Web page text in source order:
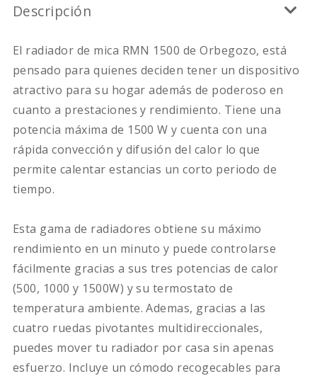
Descripción
El radiador de mica RMN 1500 de Orbegozo, está
pensado para quienes deciden tener un dispositivo
atractivo para su hogar además de poderoso en
cuanto a prestaciones y rendimiento. Tiene una
potencia máxima de 1500 W y cuenta con una
rápida convección y difusión del calor lo que
permite calentar estancias un corto periodo de
tiempo.
Esta gama de radiadores obtiene su máximo
rendimiento en un minuto y puede controlarse
fácilmente gracias a sus tres potencias de calor
(500, 1000 y 1500W) y su termostato de
temperatura ambiente. Ademas, gracias a las
cuatro ruedas pivotantes multidireccionales,
puedes mover tu radiador por casa sin apenas
esfuerzo. Incluye un cómodo recogecables para